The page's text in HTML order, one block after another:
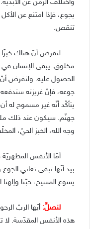
واختلاف الزمن عن
يجوع، فإذا امتنع عن
تنقص.
لنفرض أنّ هناك خبزًا
مخلوق. يبقى الإنسان في
الحصول عليه. ولنفرض أنّ
جوعه، فإنّ غريزته
يتأكّد أنّه غير مسموح له
جهنّم. سيكون عند ذلك
وجه الله، الخبز الحيّ،
أمّا الأنفس المطهريّة
بيد أنّها تبقى تعاني
يسوع المسيح، حبّنا
لنصلِّ: أيّها الربّ
هذه الأنفس المقدّسة. لا